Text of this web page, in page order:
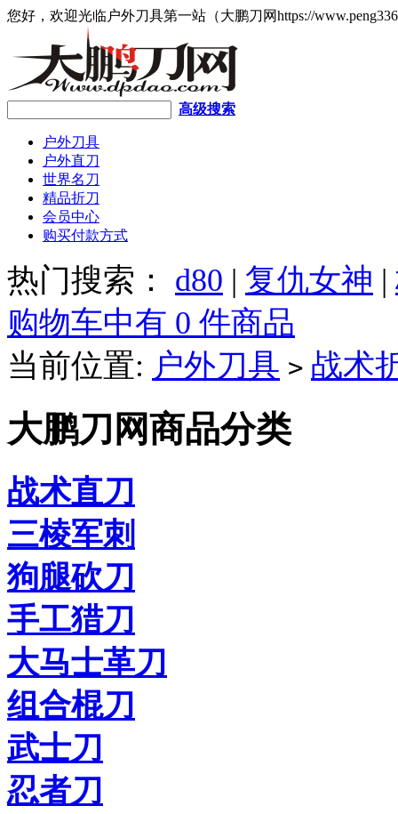
您好，欢迎光临户外刀具第一站（大鹏刀网https://
高级搜索
户外刀具
户外直刀
世界名刀
精品折刀
会员中心
购买付款方式
热门搜索： d80 | 复仇女神 |
购物车中有 0 件商品
当前位置: 户外刀具 > 战术
大鹏刀网商品分类
战术直刀
三棱军刺
狗腿砍刀
手工猎刀
大马士革刀
组合棍刀
武士刀
忍者刀